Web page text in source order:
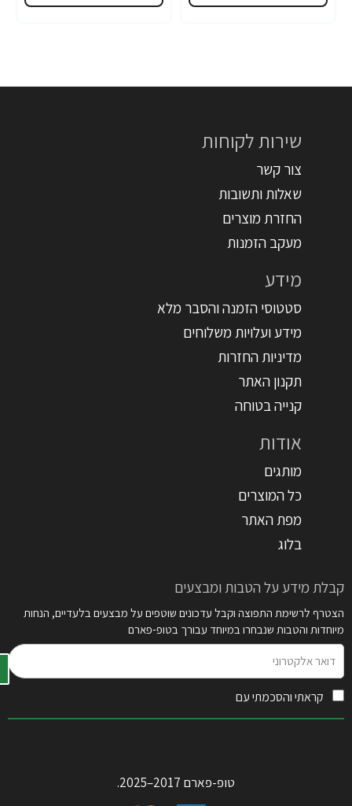
שירות לקוחות
צור קשר
שאלות ותשובות
החזרת מוצרים
מעקב הזמנות
מידע
סטטוסי הזמנה והסבר מלא
מידע ועלויות משלוחים
מדיניות החזרות
תקנון האתר
קנייה בטוחה
אודות
מותגים
כל המוצרים
מפת האתר
בלוג
קבלת מידע על הטבות ומבצעים
הצטרף לרשימת התפוצה וקבל עדכונים שוטפים על מבצעים בלעדיים, הנחות
מיוחדות והטבות שנבחרו במיוחד עבורך בטופ-פארם
אלקטרוני
קראתי והסכמתי עם
טופ-פארם 2017–2025.